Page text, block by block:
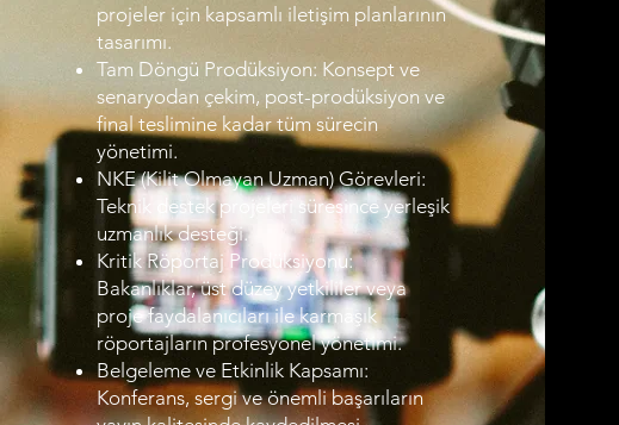
projeler için kapsamlı iletişim planlarının
tasarımı.
Tam Döngü Prodüksiyon: Konsept ve
senaryodan çekim, post-prodüksiyon ve
final teslimine kadar tüm sürecin
yönetimi.
NKE (Kilit Olmayan Uzman) Görevleri:
Teknik destek projeleri süresince yerleşik
uzmanlık desteği.
Kritik Röportaj Prodüksiyonu:
Bakanlıklar, üst düzey yetkililer veya
proje faydalanıcıları ile karmaşık
röportajların profesyonel yönetimi.
Belgeleme ve Etkinlik Kapsamı:
Konferans, sergi ve önemli başarıların